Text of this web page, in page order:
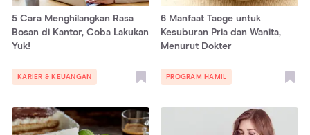
5 Cara Menghilangkan Rasa
Bosan di Kantor, Coba Lakukan
Yuk!
KARIER & KEUANGAN
6 Manfaat Taoge untuk
Kesuburan Pria dan Wanita,
Menurut Dokter
PROGRAM HAMIL